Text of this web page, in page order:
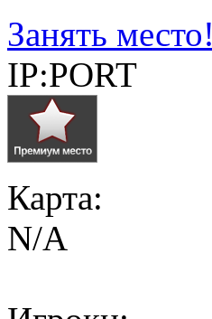
Занять место!
IP:PORT
Карта:
N/A